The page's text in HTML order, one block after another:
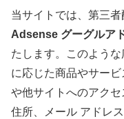
当サイトでは、第三
Adsense グーグルア
たします。このよう
に応じた商品やサー
や他サイトへのアクセ
住所、メール アドレ